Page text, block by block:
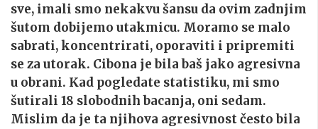
sve, imali smo nekakvu šansu da ovim zadnjim
šutom dobijemo utakmicu. Moramo se malo
sabrati, koncentrirati, oporaviti i pripremiti
se za utorak. Cibona je bila baš jako agresivna
u obrani. Kad pogledate statistiku, mi smo
šutirali 18 slobodnih bacanja, oni sedam.
Mislim da je ta njihova agresivnost često bila